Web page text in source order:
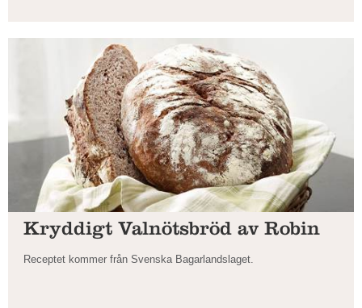
Kryddigt Valnötsbröd av Robin
Receptet kommer från Svenska Bagarlandslaget.